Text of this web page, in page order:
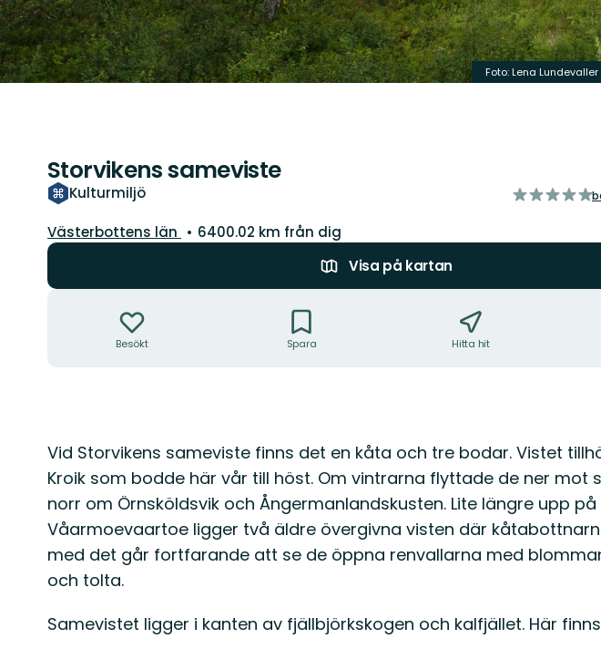
Foto: Lena Lundevaller
Storvikens sameviste
Kulturmiljö
av
Län:
Västerbottens län
6400.02 km från dig
Visa på kartan
Besökt Spara Hitta hit
Beskrivning
Vid Storvikens sameviste finns det en kåta och tre bodar. Vistet
Kroik som bodde här vår till höst. Om vintrarna flyttade de ner mot
norr om Örnsköldsvik och Ångermanlandskusten. Lite längre upp
Våarmoevaartoe ligger två äldre övergivna visten där
med det går fortfarande att se de öppna renvallarna med
och tolta.
Samevistet ligger i kanten av fjällbjörkskogen och kalfjället. Här